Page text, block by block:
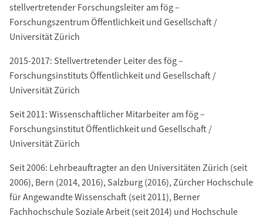
stellvertretender Forschungsleiter am fög –
Forschungszentrum Öffentlichkeit und Gesellschaft /
Universität Zürich
2015-2017: Stellvertretender Leiter des fög –
Forschungsinstituts Öffentlichkeit und Gesellschaft /
Universität Zürich
Seit 2011: Wissenschaftlicher Mitarbeiter am fög –
Forschungsinstitut Öffentlichkeit und Gesellschaft /
Universität Zürich
Seit 2006: Lehrbeauftragter an den Universitäten Zürich (seit
2006), Bern (2014, 2016), Salzburg (2016), Zürcher Hochschule
für Angewandte Wissenschaft (seit 2011), Berner
Fachhochschule Soziale Arbeit (seit 2014) und Hochschule